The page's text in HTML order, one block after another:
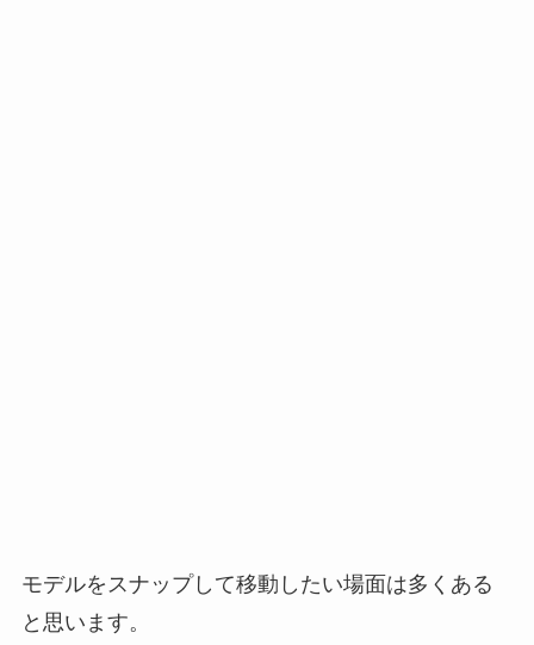
モデルをスナップして移動したい場面は多くある
と思います。